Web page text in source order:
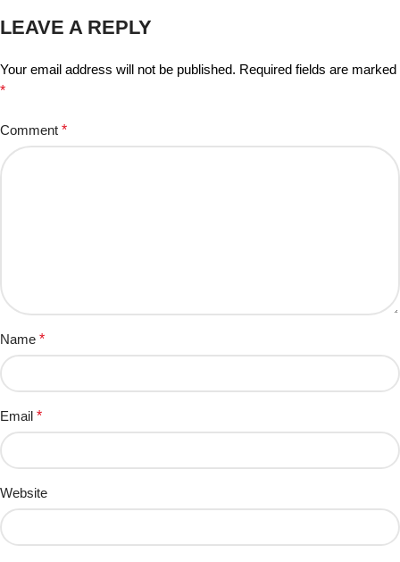
LEAVE A REPLY
Your email address will not be published. Required fields are marked
*
Comment *
Name *
Email *
Website